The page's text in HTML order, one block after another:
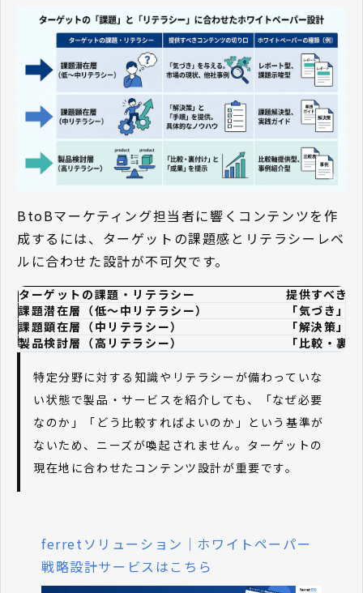
BtoBマーケティング担当者に響くコンテンツを作
成するには、ターゲットの課題感とリテラシーレベ
ルに合わせた設計が不可欠です。
ターゲットの課題・リテラシー
提供すべき
課題潜在層（低〜中リテラシー）
「気づき」
課題顕在層（中リテラシー）
「解決策」
製品検討層（高リテラシー）
「比較・裏
特定分野に対する知識やリテラシーが備わっていな
い状態で製品・サービスを紹介しても、「なぜ必要
なのか」「どう比較すればよいのか」という基準が
ないため、ニーズが喚起されません。ターゲットの
現在地に合わせたコンテンツ設計が重要です。
ferretソリューション｜ホワイトペーパー
戦略設計サービスはこちら